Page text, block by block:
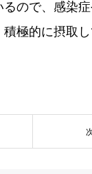
ので、感染症
極的に摂取